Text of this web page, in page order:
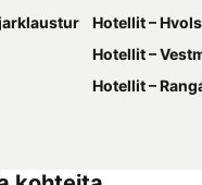
Hotellit –
Hotellit –
Hotellit –